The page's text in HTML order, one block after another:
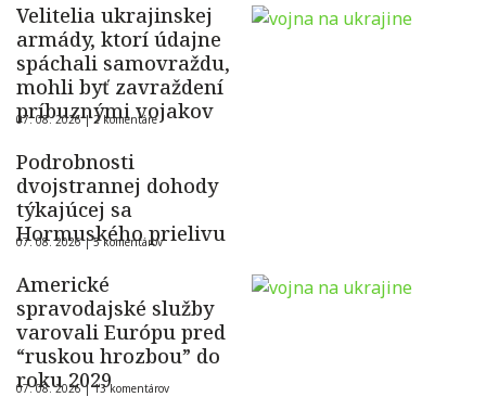
Velitelia ukrajinskej
armády, ktorí údajne
spáchali samovraždu,
mohli byť zavraždení
príbuznými vojakov
07. 08. 2026 |2 komentáre
Podrobnosti
dvojstrannej dohody
týkajúcej sa
Hormuského prielivu
07. 08. 2026 |5 komentárov
Americké
spravodajské služby
varovali Európu pred
“ruskou hrozbou” do
roku 2029
07. 08. 2026 |13 komentárov